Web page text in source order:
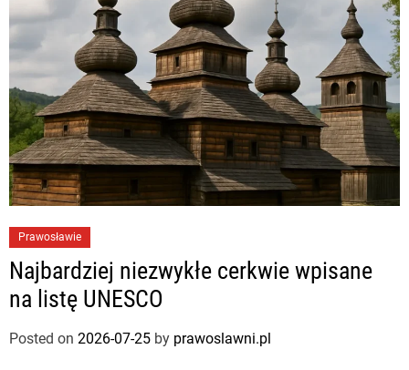
Prawosławie
Najbardziej niezwykłe cerkwie wpisane
na listę UNESCO
Posted on 2026-07-25 by prawoslawni.pl